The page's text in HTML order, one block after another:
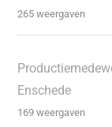
265 weergaven
Enschede
169 weergaven